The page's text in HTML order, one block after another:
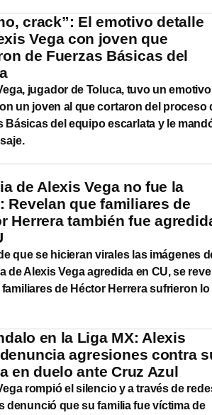
crack”: El emotivo detalle
Vega con joven que
de Fuerzas Básicas del
jugador de Toluca, tuvo un emotivo
un joven al que cortaron del proceso
Básicas del equipo escarlata y le
de Alexis Vega no fue la
Revelan que familiares de
Herrera también fue
que se hicieran virales las imágenes
de Alexis Vega agredida en CU, se
de Héctor Herrera sufrieron lo
en la Liga MX: Alexis
agresiones contra
en duelo ante Cruz Azul
rompió el silencio y a través de
denunció que su familia fue víctima de